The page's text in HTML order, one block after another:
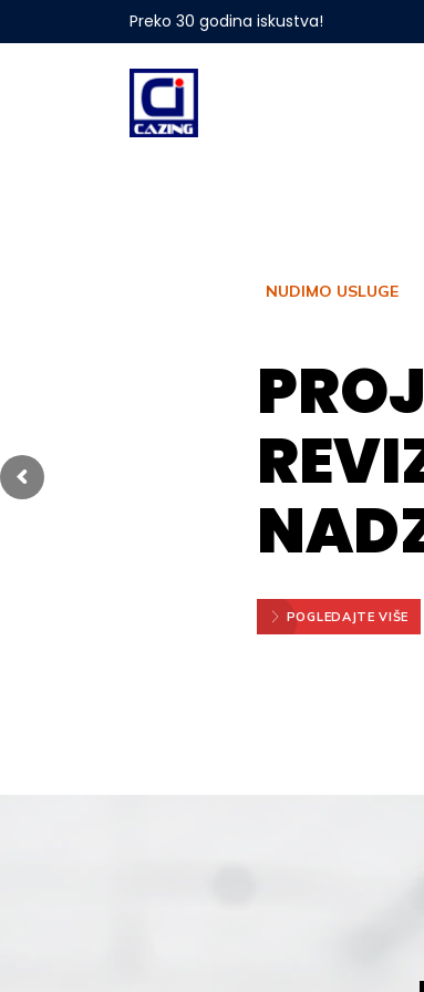
Preko 30 godina iskustva!
NUDIMO USLUGE
PROJ
REVI
NAD
POGLEDAJTE VIŠE